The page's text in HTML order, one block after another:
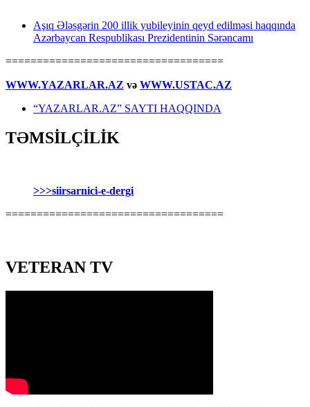
Aşıq Ələsgərin 200 illik yubileyinin qeyd edilməsi haqqında
Azərbaycan Respublikası Prezidentinin Sərəncamı
===================================
WWW.YAZARLAR.AZ və WWW.USTAC.AZ
“YAZARLAR.AZ” SAYTI HAQQINDA
TƏMSİLÇİLİK
>>>siirsarnici-e-dergi
===================================
VETERAN TV